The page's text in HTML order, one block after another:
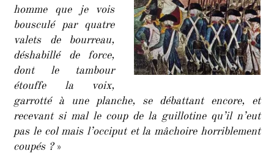
homme que je vois
bousculé par quatre
valets de bourreau,
déshabillé de force,
dont le tambour
étouffe la voix,
garrotté à une planche, se débattant encore, et
recevant si mal le coup de la guillotine qu’il n’eut
pas le col mais l’occiput et la mâchoire horriblement
coupés ?»